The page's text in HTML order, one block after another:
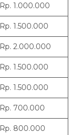
Rp. 1.000.000
Rp. 1.500.000
Rp. 2.000.000
Rp. 1.500.000
Rp. 1.500.000
Rp. 700.000
Rp. 800.000